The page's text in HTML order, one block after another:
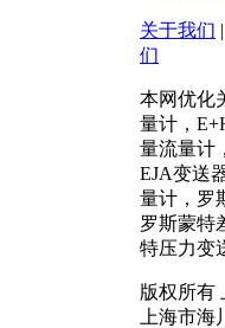
关于我们 |
们
本网优化
量计，
量流量计
EJA变送
量计，罗
罗斯蒙特
特压力变
版权所有
上海市